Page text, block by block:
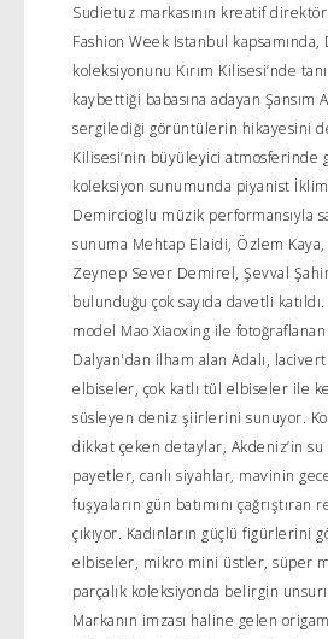
Sudietuz markasının kreatif
Fashion Week Istanbul kapsamında,
koleksiyonunu Kırım Kilisesi’nde
kaybettiği babasına adayan Şansım
sergilediği görüntülerin hikayesini de
Kilisesi’nin büyüleyici atmosferinde
koleksiyon sunumunda piyanist
Demircioğlu müzik performansıyla
sunuma Mehtap Elaidi, Özlem Kaya,
Zeynep Sever Demirel, Şevval
bulunduğu çok sayıda davetli
model Mao Xiaoxing ile
Dalyan'dan ilham alan Adalı,
elbiseler, çok katlı tül elbiseler ile
süsleyen deniz şiirlerini sunuyor.
dikkat çeken detaylar, Akdeniz’in su
payetler, canlı siyahlar, mavinin
fuşyaların gün batımını çağrıştıran
çıkıyor. Kadınların güçlü figürlerini
elbiseler, mikro mini üstler, süper
parçalık koleksiyonda belirgin
Markanın imzası haline gelen